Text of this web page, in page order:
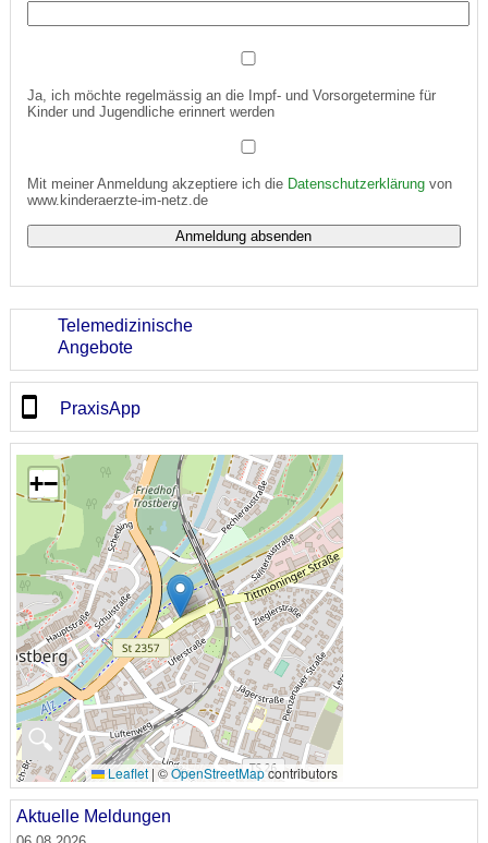
Ja, ich möchte regelmässig an die Impf- und Vorsorgetermine für
Kinder und Jugendliche erinnert werden
Mit meiner Anmeldung akzeptiere ich die Datenschutzerklärungvon
www.kinderaerzte-im-netz.de
Telemedizinische
Angebote
PraxisApp
🔍
+−
Leaflet | ©OpenStreetMapcontributors
Aktuelle Meldungen